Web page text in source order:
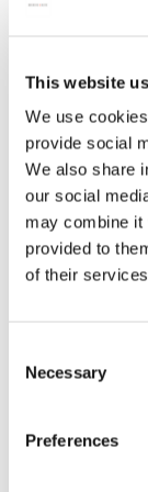
This website
We use
provide social
We also share
our social
may combine it
provided to
of their
Selection
Necessary
Preferences
Rietveld
€ 16,99
Bekijk alles van
Meer van